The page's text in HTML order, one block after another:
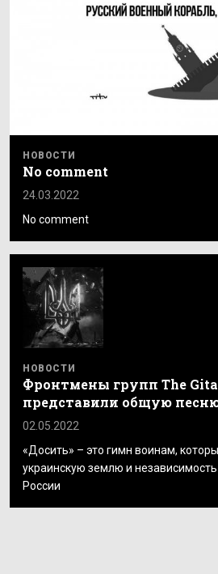
НОВОСТИ
No comment
24.03.2022
No comment
НОВОСТИ
Фронтмены групп The
представили общую
02.05.2022
«Досить» – это гимн воинам,
украинскую землю и
России